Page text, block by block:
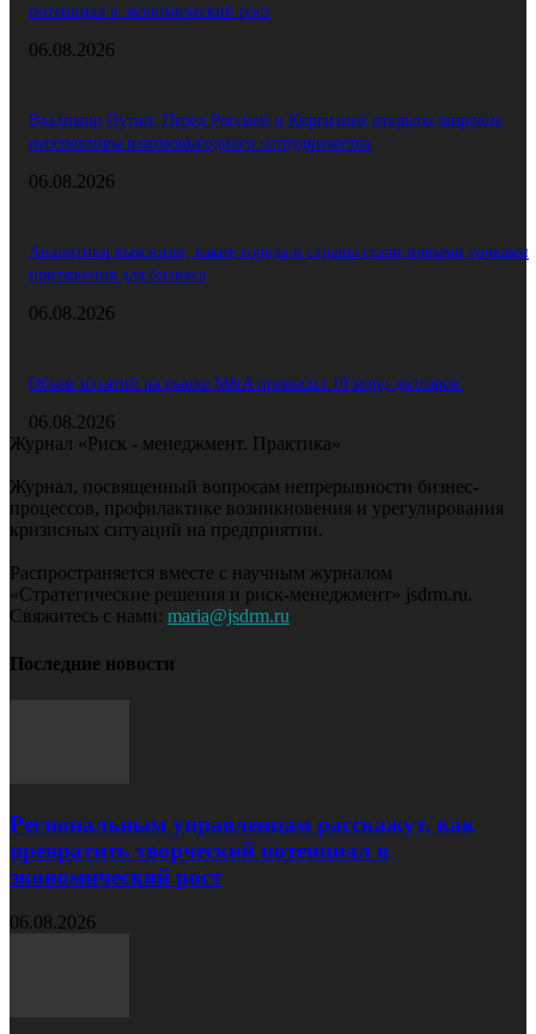
потенциал в экономический рост
06.08.2026
Владимир Путин: Перед Россией и Киргизией открыты широкие
перспективы взаимовыгодного сотрудничества
06.08.2026
Аналитики выяснили, какие города и страны стали новыми точками
притяжения для бизнеса
06.08.2026
Объем изъятий на рынке M&A превысил 10 млрд долларов
06.08.2026
Журнал «Риск - менеджмент. Практика»
Журнал, посвященный вопросам непрерывности бизнес-
процессов, профилактике возникновения и урегулирования
кризисных ситуаций на предприятии.
Распространяется вместе с научным журналом
«Стратегические решения и риск-менеджмент» jsdrm.ru.
Свяжитесь с нами: maria@jsdrm.ru
Последние новости
Региональным управленцам расскажут, как
превратить творческий потенциал в
экономический рост
06.08.2026